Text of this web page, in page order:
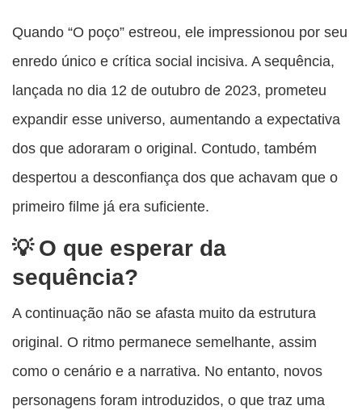
Quando “O poço” estreou, ele impressionou por seu
enredo único e crítica social incisiva. A sequência,
lançada no dia 12 de outubro de 2023, prometeu
expandir esse universo, aumentando a expectativa
dos que adoraram o original. Contudo, também
despertou a desconfiança dos que achavam que o
primeiro filme já era suficiente.
O que esperar da
sequência?
A continuação não se afasta muito da estrutura
original. O ritmo permanece semelhante, assim
como o cenário e a narrativa. No entanto, novos
personagens foram introduzidos, o que traz uma